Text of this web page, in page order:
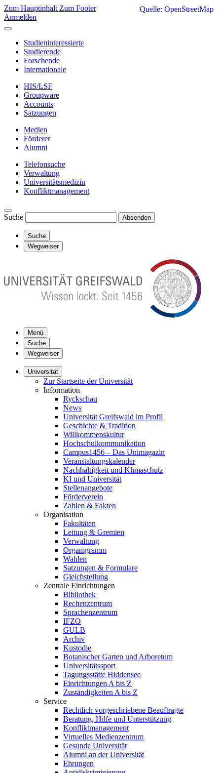
Zum Hauptinhalt Zum Footer
Anmelden
Studieninteressierte
Studierende
Forschende
Internationale
HIS/LSF
Groupware
Accounts
Satzungen
Medien
Förderer
Alumni
Telefonsuche
Verwaltung
Universitätsmedizin
Konfliktmanagement
Suche Absenden
Suche
Wegweiser
Menü
Suche
Wegweiser
Universität
Zur Startseite der Universität
Information
Ryckschau
News
Universität Greifswald im Profil
Geschichte & Tradition
Willkommenskultur
Hochschulkommunikation
Campus1456 – Das Unimagazin
Veranstaltungskalender
Nachhaltigkeit und Klimaschutz
KI und Universität
Stellenangebote
Förderverein
Zahlen & Fakten
Organisation
Fakultäten
Leitung & Gremien
Verwaltung
Organigramm
Wahlen
Satzungen & Formulare
Gleichstellung
Zentrale Einrichtungen
Bibliothek
Rechenzentrum
Sprachenzentrum
IFZO
GULB
Archiv
Kustodie
Botanischer Garten und Arboretum
Universitätssport
Tagungsstätte Hiddensee
Einrichtungen A bis Z
Zuständigkeiten A bis Z
Service
Rechtlich vorgeschriebene Beauftragte
Beratung, Hilfe und Unterstützung
Konfliktmanagement
Virtuelles Medienzentrum
Gesunde Universität
Alumni an der Universität
Ehrungen
Quelle: OpenStreetMap